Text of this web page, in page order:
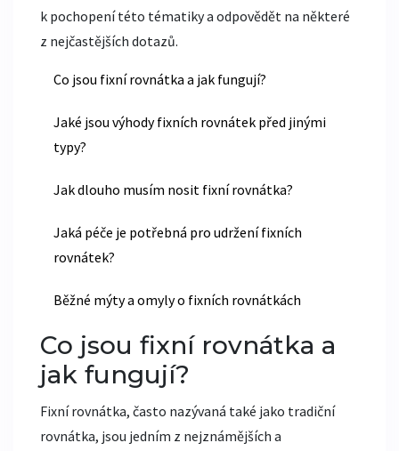
k pochopení této tématiky a odpovědět na některé
z nejčastějších dotazů.
Co jsou fixní rovnátka a jak fungují?
Jaké jsou výhody fixních rovnátek před jinými
typy?
Jak dlouho musím nosit fixní rovnátka?
Jaká péče je potřebná pro udržení fixních
rovnátek?
Běžné mýty a omyly o fixních rovnátkách
Co jsou fixní rovnátka a
jak fungují?
Fixní rovnátka, často nazývaná také jako tradiční
rovnátka, jsou jedním z nejznámějších a